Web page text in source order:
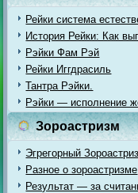
Рейки система
История Рейки: Как
Рэйки Фам Рэй
Рейки Иггдрасиль
Тантра Рэйки.
Рэйки — исполнение
Зороастризм
Эгрегорный
Разное о зороастризме
Результат — за